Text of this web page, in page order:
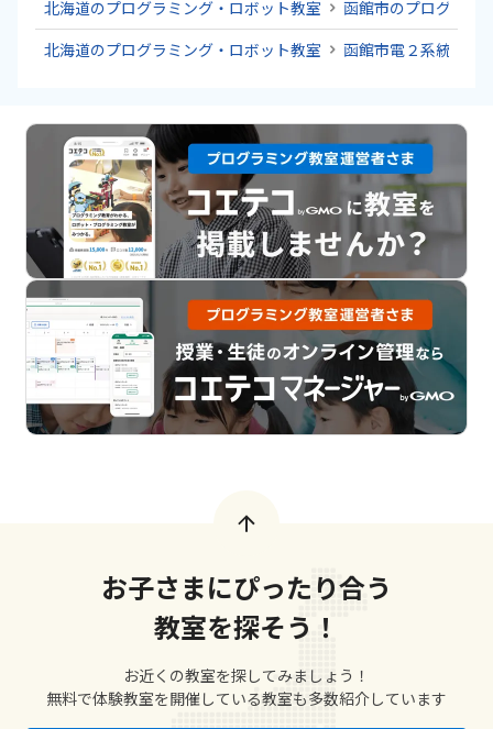
北海道のプログラミング・ロボット教室
函館市のプログラミ
北海道のプログラミング・ロボット教室
函館市電２系統のプ
お子さまにぴったり合う
教室を探そう！
お近くの教室を探してみましょう！
無料で体験教室を開催している教室も多数紹介しています